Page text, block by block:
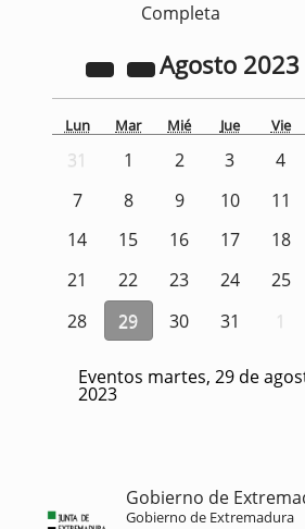
Completa
Agosto 2023
Lun Mar Mié Jue Vie
31 1 2 3 4
7
8 9 10 11
14
15 16 17 18
21
22 23 24 25
28
29 30 31 1
Eventos martes, 29 de
2023
Gobierno de
Gobierno de Extremadura